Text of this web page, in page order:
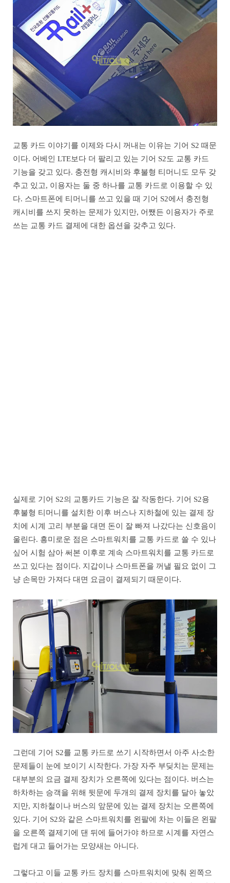
교통 카드 이야기를 이제와 다시 꺼내는 이유는 기어 S2 때문
이다. 어베인 LTE보다 더 팔리고 있는 기어 S2도 교통 카드
기능을 갖고 있다. 충전형 캐시비와 후불형 티머니도 모두 갖
추고 있고, 이용자는 둘 중 하나를 교통 카드로 이용할 수 있
다. 스마트폰에 티머니를 쓰고 있을 때 기어 S2에서 충전형
캐시비를 쓰지 못하는 문제가 있지만, 어쨌든 이용자가 주로
쓰는 교통 카드 결제에 대한 옵션을 갖추고 있다.
실제로 기어 S2의 교통카드 기능은 잘 작동한다. 기어 S2용
후불형 티머니를 설치한 이후 버스나 지하철에 있는 결제 장
치에 시계 고리 부분을 대면 돈이 잘 빠져 나갔다는 신호음이
울린다. 흥미로운 점은 스마트워치를 교통 카드로 쓸 수 있나
싶어 시험 삼아 써본 이후로 계속 스마트워치를 교통 카드로
쓰고 있다는 점이다. 지갑이나 스마트폰을 꺼낼 필요 없이 그
냥 손목만 가져다 대면 요금이 결제되기 때문이다.
그런데 기어 S2를 교통 카드로 쓰기 시작하면서 아주 사소한
문제들이 눈에 보이기 시작한다. 가장 자주 부딪치는 문제는
대부분의 요금 결제 장치가 오른쪽에 있다는 점이다. 버스는
하차하는 승객을 위해 뒷문에 두개의 결제 장치를 달아 놓았
지만, 지하철이나 버스의 앞문에 있는 결제 장치는 오른쪽에
있다. 기어 S2와 같은 스마트워치를 왼팔에 차는 이들은 왼팔
을 오른쪽 결제기에 댄 뒤에 들어가야 하므로 시계를 자연스
럽게 대고 들어가는 모양새는 아니다.
그렇다고 이들 교통 카드 장치를 스마트워치에 맞춰 왼쪽으